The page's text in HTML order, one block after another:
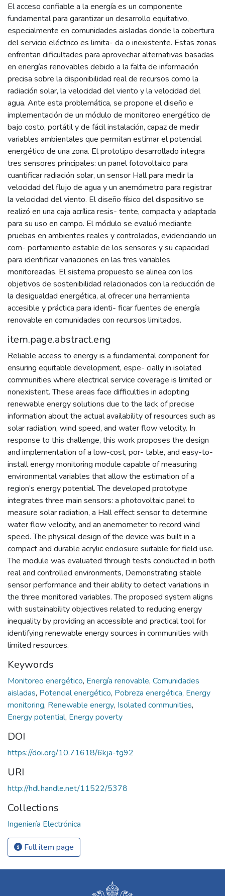
El acceso confiable a la energía es un componente
fundamental para garantizar un desarrollo equitativo,
especialmente en comunidades aisladas donde la cobertura
del servicio eléctrico es limita- da o inexistente. Estas zonas
enfrentan dificultades para aprovechar alternativas basadas
en energías renovables debido a la falta de información
precisa sobre la disponibilidad real de recursos como la
radiación solar, la velocidad del viento y la velocidad del
agua. Ante esta problemática, se propone el diseño e
implementación de un módulo de monitoreo energético de
bajo costo, portátil y de fácil instalación, capaz de medir
variables ambientales que permitan estimar el potencial
energético de una zona. El prototipo desarrollado integra
tres sensores principales: un panel fotovoltaico para
cuantificar radiación solar, un sensor Hall para medir la
velocidad del flujo de agua y un anemómetro para registrar
la velocidad del viento. El diseño físico del dispositivo se
realizó en una caja acrílica resis- tente, compacta y adaptada
para su uso en campo. El módulo se evaluó mediante
pruebas en ambientes reales y controlados, evidenciando un
com- portamiento estable de los sensores y su capacidad
para identificar variaciones en las tres variables
monitoreadas. El sistema propuesto se alinea con los
objetivos de sostenibilidad relacionados con la reducción de
la desigualdad energética, al ofrecer una herramienta
accesible y práctica para identi- ficar fuentes de energía
renovable en comunidades con recursos limitados.
item.page.abstract.eng
Reliable access to energy is a fundamental component for
ensuring equitable development, espe- cially in isolated
communities where electrical service coverage is limited or
nonexistent. These areas face difficulties in adopting
renewable energy solutions due to the lack of precise
information about the actual availability of resources such as
solar radiation, wind speed, and water flow velocity. In
response to this challenge, this work proposes the design
and implementation of a low-cost, por- table, and easy-to-
install energy monitoring module capable of measuring
environmental variables that allow the estimation of a
region’s energy potential. The developed prototype
integrates three main sensors: a photovoltaic panel to
measure solar radiation, a Hall effect sensor to determine
water flow velocity, and an anemometer to record wind
speed. The physical design of the device was built in a
compact and durable acrylic enclosure suitable for field use.
The module was evaluated through tests conducted in both
real and controlled environments, Demonstrating stable
sensor performance and their ability to detect variations in
the three monitored variables. The proposed system aligns
with sustainability objectives related to reducing energy
inequality by providing an accessible and practical tool for
identifying renewable energy sources in communities with
limited resources.
Keywords
Monitoreo energético, Energía renovable, Comunidades
aisladas, Potencial energético, Pobreza energética, Energy
monitoring, Renewable energy, Isolated communities,
Energy potential, Energy poverty
DOI
https://doi.org/10.71618/6kja-tg92
URI
http://hdl.handle.net/11522/5378
Collections
Ingeniería Electrónica
Full item page